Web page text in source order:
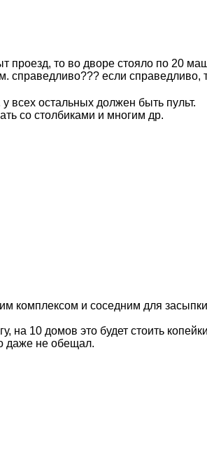
проезд, то во дворе стояло по 20
справедливо??? если справедливо,
всех остальных должен быть пульт.
со столбиками и многим др.
комплексом и соседним для
на 10 домов это будет стоить
даже не обещал.